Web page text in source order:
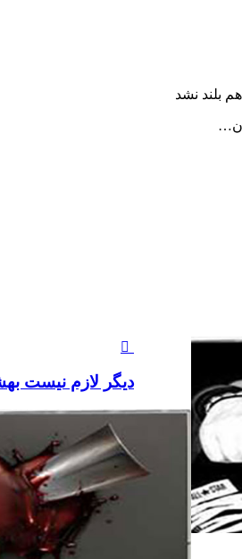
بلند نشد
دیگر لازم نیست